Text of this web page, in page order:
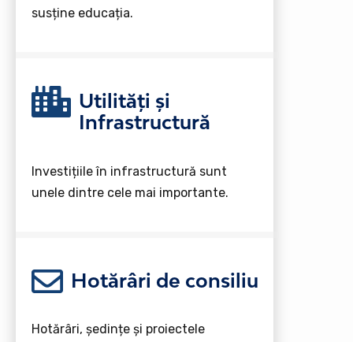
susține educația.
Utilități și
Infrastructură
Investițiile în infrastructură sunt
unele dintre cele mai importante.
Hotărâri de consiliu
Hotărâri, ședințe și proiectele